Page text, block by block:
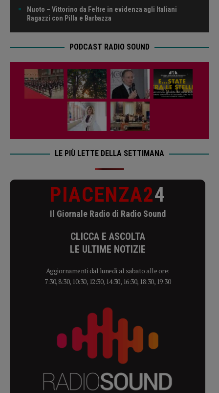
Nuoto – Vittorino da Feltre in evidenza agli Italiani
Ragazzi con Pilla e Barbazza
PODCAST RADIO SOUND
LE PIÙ LETTE DELLA SETTIMANA
PIACENZA24
Il Giornale Radio di Radio Sound
CLICCA E ASCOLTA
LE ULTIME NOTIZIE
Aggiornamenti dal lunedì al sabato alle ore:
7:30, 8:30, 10:30, 12:30, 14:30, 16:30, 18:30, 19:30